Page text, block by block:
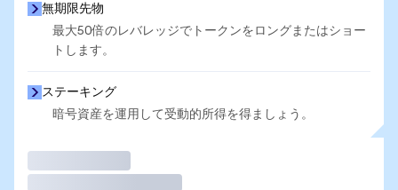
無期限先物
最大50倍のレバレッジでトークンをロングまたはショー
トします。
ステーキング
暗号資産を運用して受動的所得を得ましょう。